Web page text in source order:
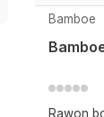
Bamboe
Rawon